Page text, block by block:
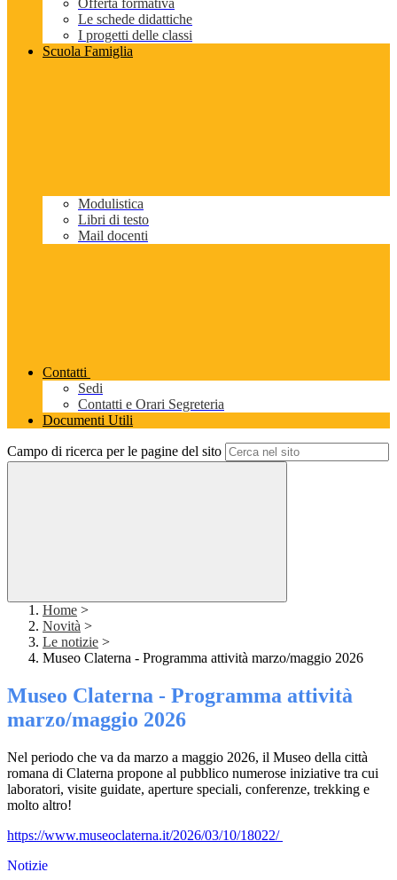
Offerta formativa
Le schede didattiche
I progetti delle classi
Scuola Famiglia
Modulistica
Libri di testo
Mail docenti
Contatti
Sedi
Contatti e Orari Segreteria
Documenti Utili
Campo di ricerca per le pagine del sito
Home >
Novità >
Le notizie >
Museo Claterna - Programma attività marzo/maggio 2026
Museo Claterna - Programma attività
marzo/maggio 2026
Nel periodo che va da marzo a maggio 2026, il Museo della città
romana di Claterna propone al pubblico numerose iniziative tra cui
laboratori, visite guidate, aperture speciali, conferenze, trekking e
molto altro!
https://www.museoclaterna.it/2026/03/10/18022/
Notizie